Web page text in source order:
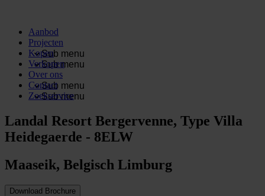
Aanbod
Projecten
Sub menu
Kopen
Sub menu
Verkopen
Over ons
Sub menu
Contact
Sub menu
Zoekservice
Landal Resort Bergervenne, Type Villa
Heidegaerde - 8ELW
Maaseik, Belgisch Limburg
Download Brochure